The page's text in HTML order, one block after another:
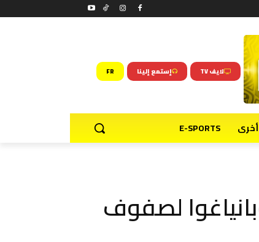
لايف TV إستمع إلينا FR
E-SPORTS
لصفوف